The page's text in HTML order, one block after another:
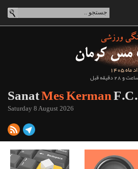
SanatMes KermanF.C.
Saturday 8 August 2026